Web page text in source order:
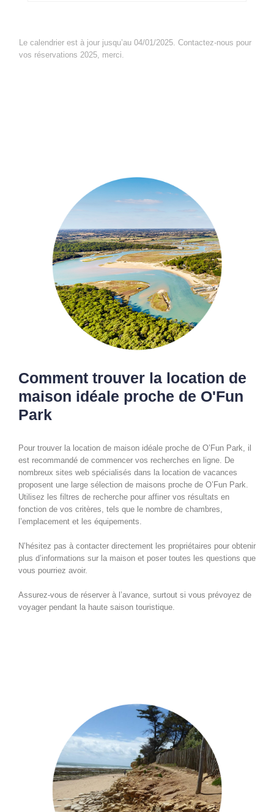
Le calendrier est à jour jusqu’au 04/01/2025. Contactez-nous pour
vos réservations 2025, merci.
Comment trouver la location de
maison idéale proche de O'Fun
Park
Pour trouver la location de maison idéale proche de O’Fun Park, il
est recommandé de commencer vos recherches en ligne. De
nombreux sites web spécialisés dans la location de vacances
proposent une large sélection de maisons proche de O’Fun Park.
Utilisez les filtres de recherche pour affiner vos résultats en
fonction de vos critères, tels que le nombre de chambres,
l’emplacement et les équipements.
N’hésitez pas à contacter directement les propriétaires pour obtenir
plus d’informations sur la maison et poser toutes les questions que
vous pourriez avoir.
Assurez-vous de réserver à l’avance, surtout si vous prévoyez de
voyager pendant la haute saison touristique.